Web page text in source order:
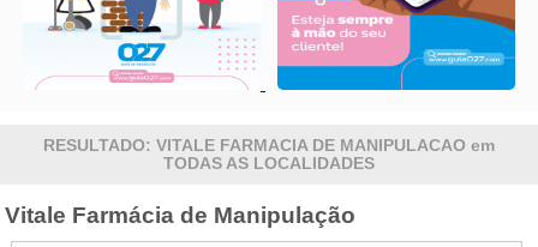
RESULTADO: VITALE FARMACIA DE MANIPULACAO em
TODAS AS LOCALIDADES
Vitale Farmácia de Manipulação